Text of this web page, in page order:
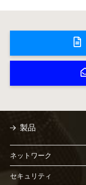
製品
ネットワーク
セキュリティ